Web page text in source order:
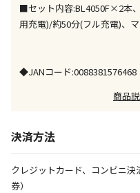
※同時購入の商品
す
※ほか商品との同
が、ご購入手続き
※支払い方法の代
同時購入が可能で
■セット内容:BL4050F×2本
用充電)/約50分(フル充電)、
◆JANコード:0088381576468
商品
決済方法
クレジットカード、コンビニ
券）